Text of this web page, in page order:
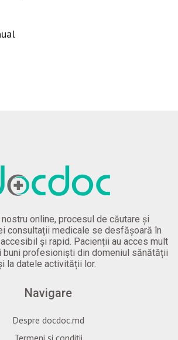
online, procesul de căutare și
consultații medicale se desfășoară în
și rapid. Pacienții au acces mult
buni profesioniști din domeniul sănătății
la datele activității lor.
Navigare
Despre docdoc.md
Termeni și condiții